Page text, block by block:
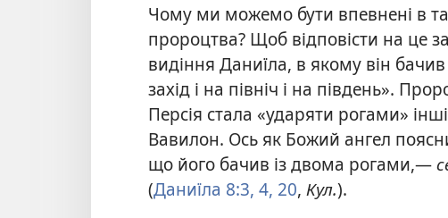
Чому ми можемо бути впевнені в
пророцтва? Щоб відповісти на це
видіння Даниїла, в якому він
захід і на північ і на південь».
Персія стала «ударяти рогами»
Вавилон. Ось як Божий ангел
що його бачив із двома рогами,—
(Даниїла 8:3, 4, 20, Кул.).